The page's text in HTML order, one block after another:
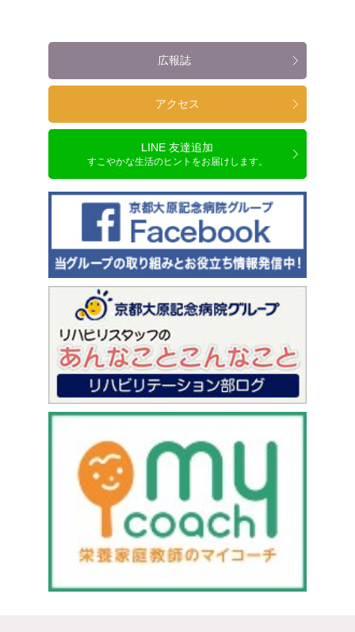
広報誌
アクセス
LINE 友達追加
すこやかな生活のヒントをお届けします。